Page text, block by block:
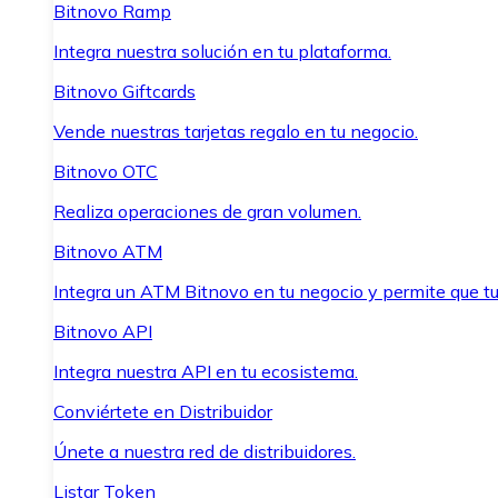
Bitnovo Ramp
Integra nuestra solución en tu plataforma.
Bitnovo Giftcards
Vende nuestras tarjetas regalo en tu negocio.
Bitnovo OTC
Realiza operaciones de gran volumen.
Bitnovo ATM
Integra un ATM Bitnovo en tu negocio y permite que
Bitnovo API
Integra nuestra API en tu ecosistema.
Conviértete en Distribuidor
Únete a nuestra red de distribuidores.
Listar Token